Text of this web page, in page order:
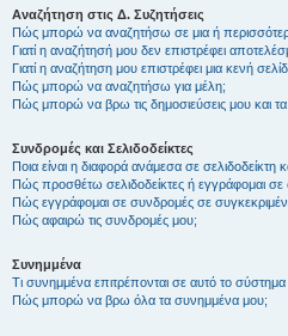
Αναζήτηση στις Δ. Συζητήσεις
Πώς μπορώ να αναζητήσω σε μια ή
Γιατί η αναζήτησή μου δεν επιστρέφει
Γιατί η αναζήτηση μου επιστρέφει μια κενή
Πώς μπορώ να αναζητήσω για μέλη;
Πώς μπορώ να βρω τις δημοσιεύσεις μου και
Συνδρομές και Σελιδοδείκτες
Ποια είναι η διαφορά ανάμεσα σε σελιδοδείκτη
Πώς προσθέτω σελιδοδείκτες ή εγγράφομαι
Πώς εγγράφομαι σε συνδρομές σε
Πώς αφαιρώ τις συνδρομές μου;
Συνημμένα
Τι συνημμένα επιτρέπονται σε αυτό το
Πώς μπορώ να βρω όλα τα συνημμένα μου;